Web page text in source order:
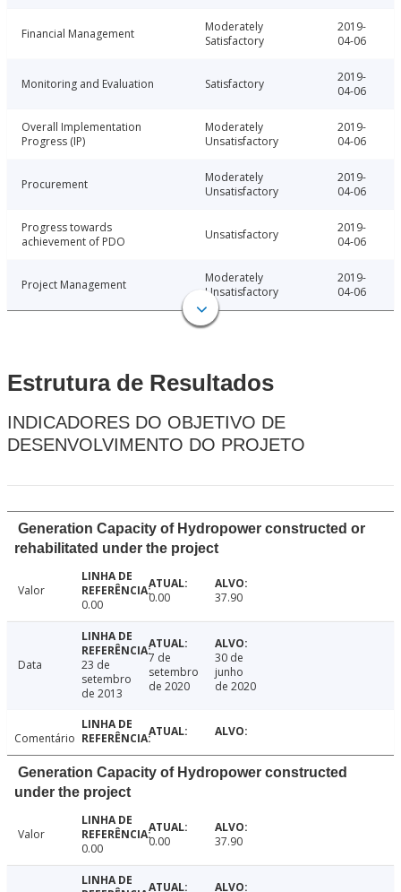
Financial Management
Moderately
Satisfactory
2019-
04-06
Monitoring and Evaluation Satisfactory
2019-
04-06
Overall Implementation
Progress (IP)
Moderately
Unsatisfactory
2019-
04-06
Procurement
Moderately
Unsatisfactory
2019-
04-06
Progress towards
achievement of PDO
Unsatisfactory
2019-
04-06
Project Management
Moderately
Unsatisfactory
2019-
04-06
Estrutura de Resultados
INDICADORES DO OBJETIVO DE
DESENVOLVIMENTO DO PROJETO
Generation Capacity of Hydropower constructed or
rehabilitated under the project
Valor
0.00
0.00 37.90
Data
23 de
setembro
de 2013
7 de
setembro
de 2020
30 de
junho
de 2020
Comentário
Generation Capacity of Hydropower constructed
under the project
Valor
0.00
0.00 37.90